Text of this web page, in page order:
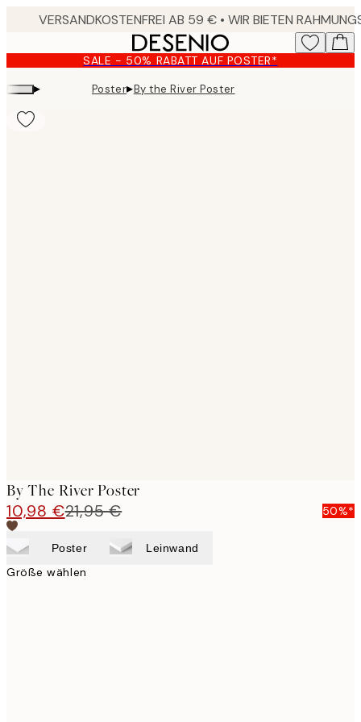
content.
SALE - 50% RABATT AUF POSTER*
▸ Poster▸By the River Poster
By The River Poster
10,98 €21,95 € 50%*
Poster Leinwand
Größe wählen